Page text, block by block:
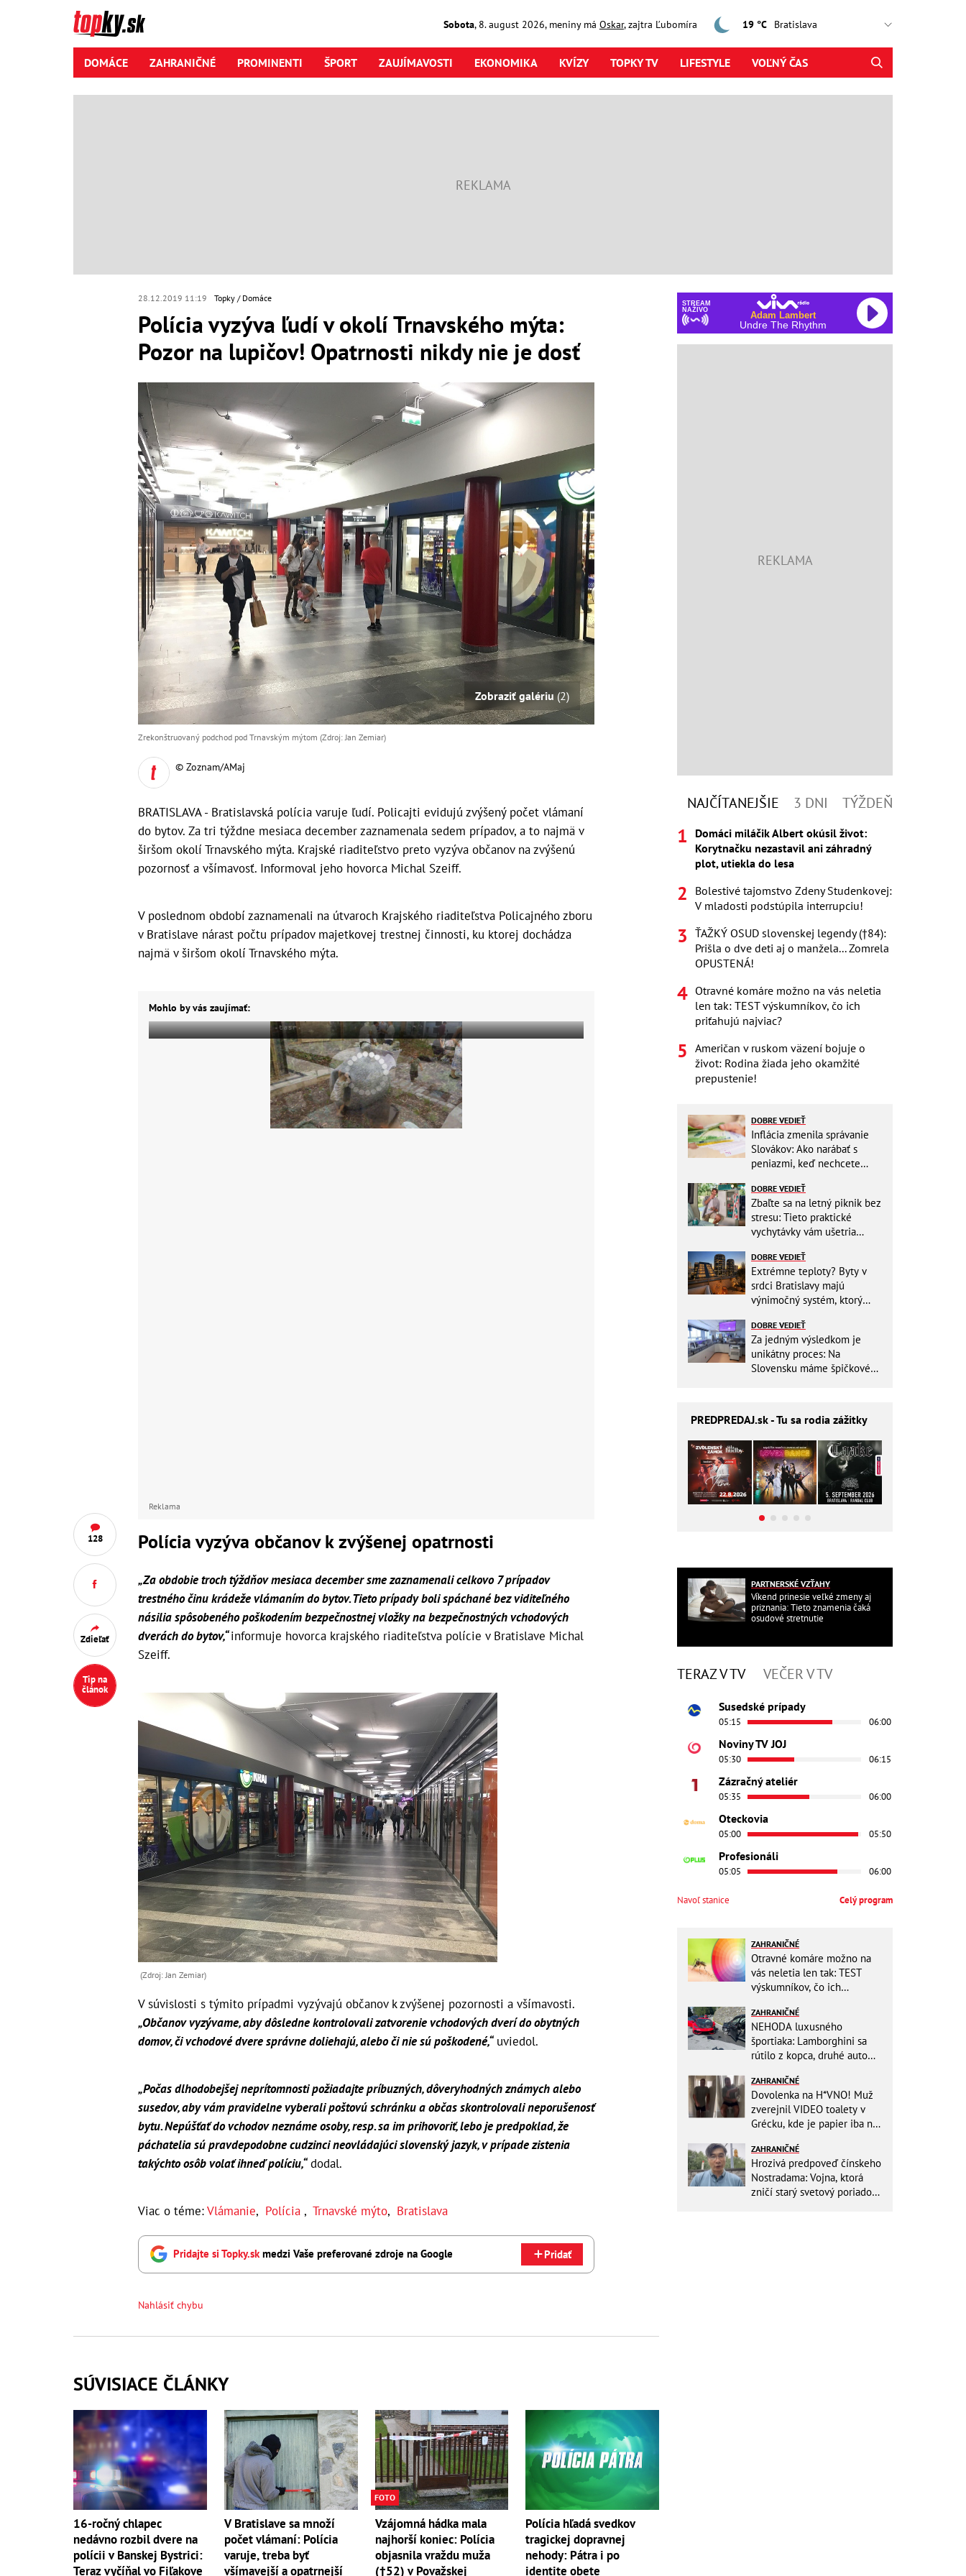
Sobota, 8. august2026, meniny má Oskar, zajtra Ľubomíra 19 °C
DOMÁCE ZAHRANIČNÉ PROMINENTI ŠPORT ZAUJÍMAVOSTI EKONOMIKA KVÍZY TOPKY TV LIFESTYLE VOĽNÝ ČAS
28.12.2019 11:19 Topky Domáce
Polícia vyzýva ľudí v okolí Trnavského mýta:
Pozor na lupičov! Opatrnosti nikdy nie je dosť
128
Zdieľať
Tip na
článok
Zobraziť galériu (2)
Zrekonštruovaný podchod pod Trnavským mýtom (Zdroj: Jan Zemiar)
© Zoznam/AMaj
BRATISLAVA - Bratislavská polícia varuje ľudí. Policajti evidujú zvýšený počet vlámaní
do bytov. Za tri týždne mesiaca december zaznamenala sedem prípadov, a to najmä v
širšom okolí Trnavského mýta. Krajské riaditeľstvo preto vyzýva občanov na zvýšenú
pozornosť a všímavosť. Informoval jeho hovorca Michal Szeiff.
V poslednom období zaznamenali na útvaroch Krajského riaditeľstva Policajného zboru
v Bratislave nárast počtu prípadov majetkovej trestnej činnosti, ku ktorej dochádza
najmä v širšom okolí Trnavského mýta.
Mohlo by vás zaujímať:
Reklama
Polícia vyzýva občanov k zvýšenej opatrnosti
„Za obdobie troch týždňov mesiaca december sme zaznamenali celkovo 7 prípadov
trestného činu krádeže vlámaním do bytov. Tieto prípady boli spáchané bez viditeľného
násilia spôsobeného poškodením bezpečnostnej vložky na bezpečnostných vchodových
dverách do bytov,“informuje hovorca krajského riaditeľstva polície v Bratislave Michal
Szeiff.
(Zdroj: Jan Zemiar)
V súvislosti s týmito prípadmi vyzývajú občanov k zvýšenej pozornosti a všímavosti.
„Občanov vyzývame, aby dôsledne kontrolovali zatvorenie vchodových dverí do obytných
domov, či vchodové dvere správne doliehajú, alebo či nie sú poškodené,“uviedol.
„Počas dlhodobejšej neprítomnosti požiadajte príbuzných, dôveryhodných známych alebo
susedov, aby vám pravidelne vyberali poštovú schránku a občas skontrolovali neporušenosť
bytu. Nepúšťať do vchodov neznáme osoby, resp. sa im prihovoriť, lebo je predpoklad, že
páchatelia sú pravdepodobne cudzinci neovládajúci slovenský jazyk, v prípade zistenia
takýchto osôb volať ihneď políciu,“dodal.
Viac o téme:Vlámanie, Polícia , Trnavské mýto, Bratislava
Pridajte si Topky.skmedzi Vaše preferované zdroje na Google Pridať
Nahlásiť chybu
SÚVISIACE ČLÁNKY
16-ročný chlapec
nedávno rozbil dvere na
polícii v Banskej Bystrici:
Teraz vyčíňal vo Fiľakove
V Bratislave sa množí
počet vlámaní: Polícia
varuje, treba byť
všímavejší a opatrnejší
FOTO
Vzájomná hádka mala
najhorší koniec: Polícia
objasnila vraždu muža
(†52) v Považskej
Polícia hľadá svedkov
tragickej dopravnej
nehody: Pátra i po
identite obete
STREAM
NAŽIVO
Adam Lambert
Undre The Rhythm
NAJČÍTANEJŠIE 3 DNI TÝŽDEŇ
Domáci miláčik Albert okúsil život:
Korytnačku nezastavil ani záhradný
plot, utiekla do lesa
Bolestivé tajomstvo Zdeny Studenkovej:
V mladosti podstúpila interrupciu!
ŤAŽKÝ OSUD slovenskej legendy (†84):
Prišla o dve deti aj o manžela... Zomrela
OPUSTENÁ!
Otravné komáre možno na vás neletia
len tak: TEST výskumníkov, čo ich
priťahujú najviac?
Američan v ruskom väzení bojuje o
život: Rodina žiada jeho okamžité
prepustenie!
DOBRE VEDIEŤ
Inflácia zmenila správanie
Slovákov: Ako narábať s
peniazmi, keď nechcete
DOBRE VEDIEŤ
Zbaľte sa na letný piknik bez
stresu: Tieto praktické
vychytávky vám ušetria
DOBRE VEDIEŤ
Extrémne teploty? Byty v
srdci Bratislavy majú
výnimočný systém, ktorý
DOBRE VEDIEŤ
Za jedným výsledkom je
unikátny proces: Na
Slovensku máme špičkové
PREDPREDAJ.sk - Tu sa rodia zážitky
PARTNERSKÉ VZŤAHY
Víkend prinesie veľké zmeny aj
priznania: Tieto znamenia čaká
osudové stretnutie
TERAZ V TV VEČER V TV
Susedské prípady
05:15 06:00
Noviny TV JOJ
05:30 06:15
Zázračný ateliér
05:35 06:00
Oteckovia
05:00 05:50
Profesionáli
05:05 06:00
Navoľ stanice Celý program
ZAHRANIČNÉ
Otravné komáre možno na
vás neletia len tak: TEST
výskumníkov, čo ich
ZAHRANIČNÉ
NEHODA luxusného
športiaka: Lamborghini sa
rútilo z kopca, druhé auto
horšie
ZAHRANIČNÉ
Dovolenka na H*VNO! Muž
zverejnil VIDEO toalety v
Grécku, kde je papier iba na
do kuchyne
ZAHRANIČNÉ
Hrozivá predpoveď čínskeho
Nostradama: Vojna, ktorá
zničí starý svetový poriadok!